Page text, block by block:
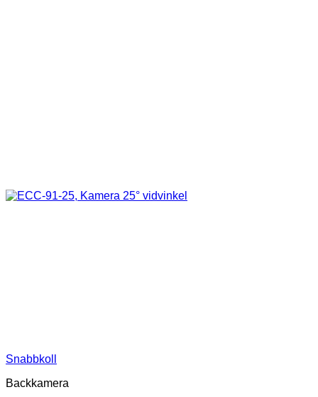
Snabbkoll
Backkamera